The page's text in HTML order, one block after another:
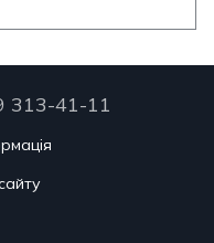
313-41-11